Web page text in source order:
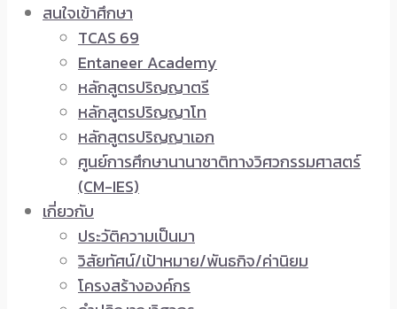
สนใจเข้าศึกษา
TCAS 69
Entaneer Academy
หลักสูตรปริญญาตรี
หลักสูตรปริญญาโท
หลักสูตรปริญญาเอก
ศูนย์การศึกษานานาชาติทางวิศวกรรมศาสตร์
(CM-IES)
เกี่ยวกับ
ประวัติความเป็นมา
วิสัยทัศน์/เป้าหมาย/พันธกิจ/ค่านิยม
โครงสร้างองค์กร